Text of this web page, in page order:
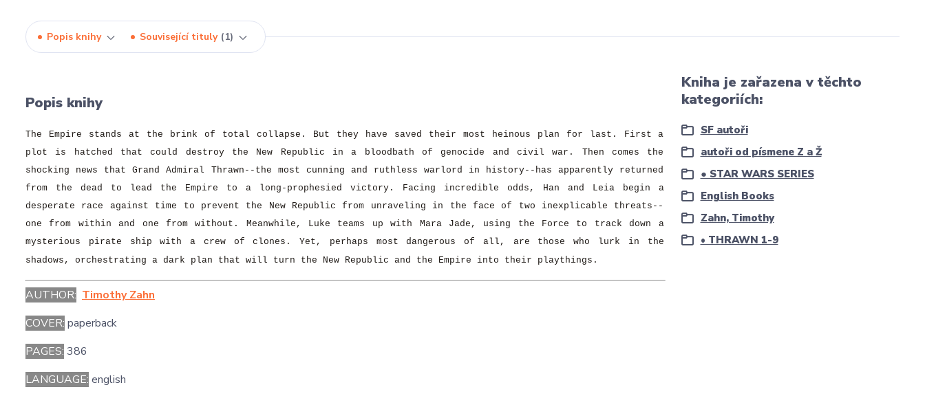
Popis knihy Související tituly 1
Popis knihy
The Empire stands at the brink of total collapse. But they have saved their most heinous plan for last. First a
plot is hatched that could destroy the New Republic in a bloodbath of genocide and civil war. Then comes the
shocking news that Grand Admiral Thrawn--the most cunning and ruthless warlord in history--has apparently returned
from the dead to lead the Empire to a long-prophesied victory. Facing incredible odds, Han and Leia begin a
desperate race against time to prevent the New Republic from unraveling in the face of two inexplicable threats--
one from within and one from without. Meanwhile, Luke teams up with Mara Jade, using the Force to track down a
mysterious pirate ship with a crew of clones. Yet, perhaps most dangerous of all, are those who lurk in the
shadows, orchestrating a dark plan that will turn the New Republic and the Empire into their playthings.
AUTHOR: Timothy Zahn
COVER: paperback
PAGES: 386
LANGUAGE: english
Kniha je zařazena v těchto
kategoriích:
SF autoři
autoři od písmene Z a Ž
● STAR WARS SERIES
English Books
Zahn, Timothy
• THRAWN 1-9